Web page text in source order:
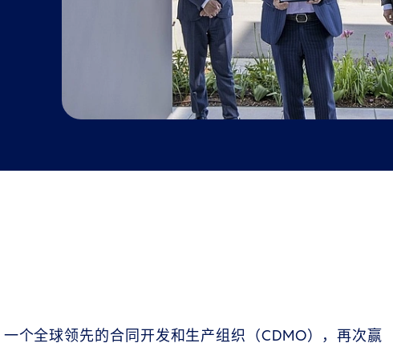
一个全球领先的合同开发和生产组织（CDMO），再次赢